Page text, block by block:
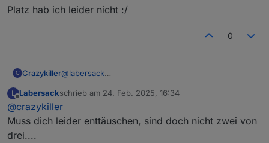
Platz hab ich leider nicht :/
0
C Crazykiller@labersack
anderer Fehler war. Eigentlich waren die alle mit
dem bekannten Verhalten ausgestiegen, dass ein
Kanal noch ging und sobald ein zweiter dazu kam
die Spannung einbrach und der Aktor neu startete.
L
Offline
Labersackschrieb am 24. Feb. 2025, 16:34
zuletzt editiert von
@crazykiller
Muss dich leider enttäuschen, sind doch nicht zwei von
drei....